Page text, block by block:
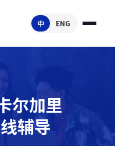
中 ENG
尔加里
辅导